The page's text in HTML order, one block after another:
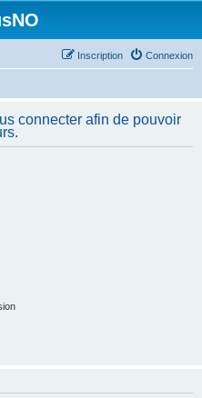
Connexion
Inscription
connecter afin de pouvoir